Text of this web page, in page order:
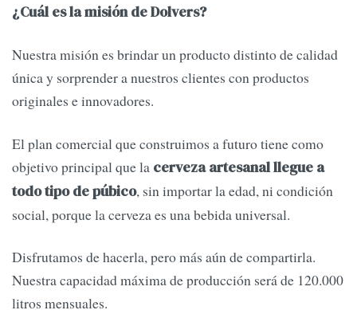
¿Cuál es la misión de Dolvers?
Nuestra misión es brindar un producto distinto de calidad
única y sorprender a nuestros clientes con productos
originales e innovadores.
El plan comercial que construimos a futuro tiene como
objetivo principal que la cerveza artesanal llegue a
todo tipo de púbico, sin importar la edad, ni condición
social, porque la cerveza es una bebida universal.
Disfrutamos de hacerla, pero más aún de compartirla.
Nuestra capacidad máxima de producción será de 120.000
litros mensuales.